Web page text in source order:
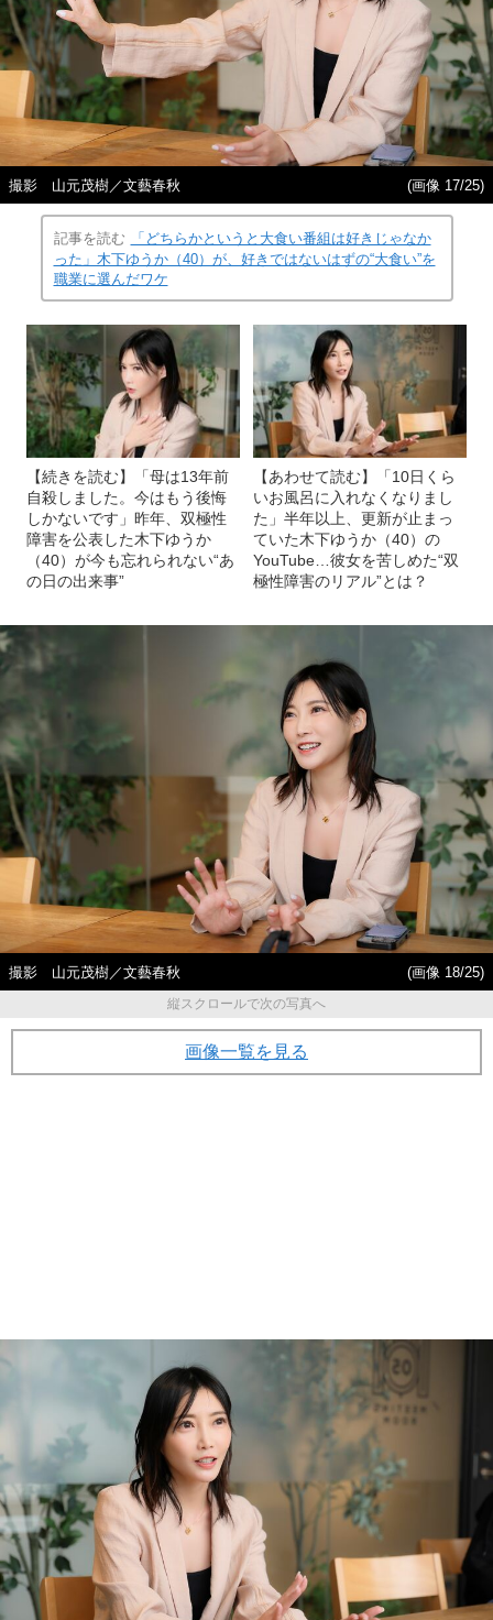
撮影 山元茂樹／文藝春秋 (画像 17/25)
記事を読む
「どちらかというと大食い番組は好きじゃなか
った」木下ゆうか（40）が、好きではないはずの“大食い”を
職業に選んだワケ
【続きを読む】「母は13年前
自殺しました。今はもう後悔
しかないです」昨年、双極性
障害を公表した木下ゆうか
（40）が今も忘れられない“あ
の日の出来事”
【あわせて読む】「10日くら
いお風呂に入れなくなりまし
た」半年以上、更新が止まっ
ていた木下ゆうか（40）の
YouTube…彼女を苦しめた“双
極性障害のリアル”とは？
撮影 山元茂樹／文藝春秋
(画像 18/25)
縦スクロールで次の写真へ
画像一覧を見る